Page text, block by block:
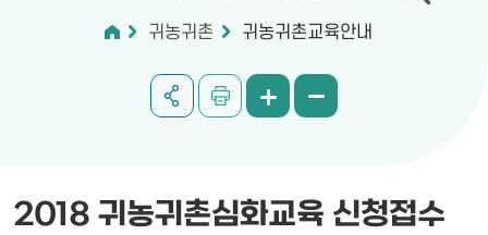
귀농귀촌 귀농귀촌교육안내
2018 귀농귀촌심화교육 신청접수